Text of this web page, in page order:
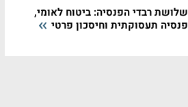
שלושת רבדי הפנסיה: ביטוח לאומי,
פנסיה תעסוקתית וחיסכון פרטי